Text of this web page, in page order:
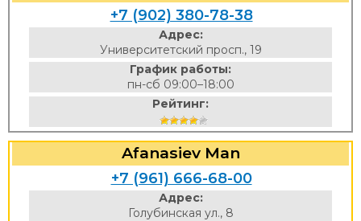
+7 (902) 380-78-38
Адрес:
Университетский просп., 19
График работы:
пн-сб 09:00–18:00
Рейтинг:
Afanasiev Man
+7 (961) 666-68-00
Адрес:
Голубинская ул., 8